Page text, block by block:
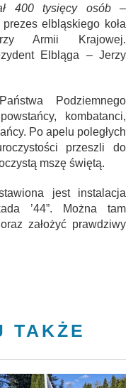
400 tysięcy osób–
prezes elbląskiego koła
Armii Krajowej.
Elbląga – Jerzy
Podziemnego
kombatanci,
Po apelu poległych
przeszli do
mszę świętą.
jest instalacja
’44”. Można tam
założyć prawdziwy
TAKŻE